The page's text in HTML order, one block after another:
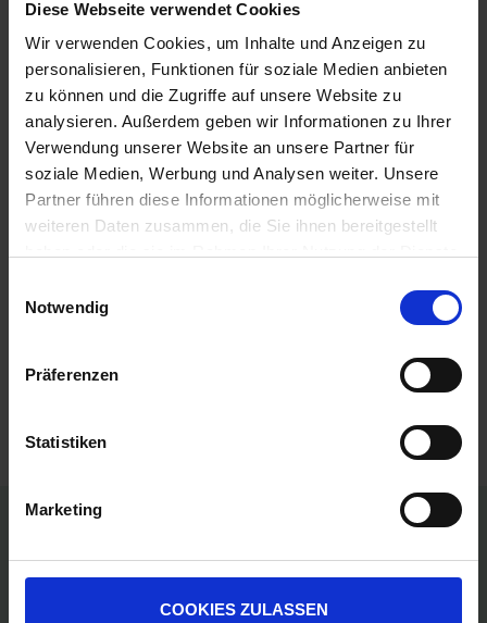
Diese Webseite verwendet Cookies
Wir verwenden Cookies, um Inhalte und Anzeigen zu
personalisieren, Funktionen für soziale Medien anbieten
zu können und die Zugriffe auf unsere Website zu
analysieren. Außerdem geben wir Informationen zu Ihrer
Verwendung unserer Website an unsere Partner für
soziale Medien, Werbung und Analysen weiter. Unsere
Partner führen diese Informationen möglicherweise mit
weiteren Daten zusammen, die Sie ihnen bereitgestellt
Notwendig
Präferenzen
Statistiken
Marketing
COOKIES ZULASSEN
Ertragsstabilität und Anpassungsfähigkeit an
unterschiedliche Anbaubedingungen. Hybridgerste zeichnet
sich durch ihre Robustheit gegenüber Krankheiten und ihre
hohe Toleranz gegenüber ungünstigen
Witterungsbedingungen aus. In unserem
landwirtschaftlichen Onlineshop finden Sie eine Auswahl an
hochwertigem Hybridgerste-Saatgut, das sich ideal für
verschiedene Standorte und Bedürfnisse eignet. Profitieren
Sie von den Vorteilen der Hybridgerste und sichern Sie sich
eine erfolgreiche Ernte mit erstklassigem Saatgut, das für
Produkte vergleichen
Versandkostenfrei ab 250€